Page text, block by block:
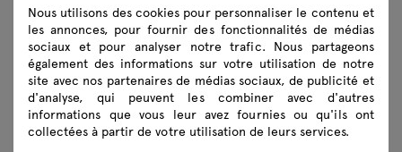
Écologie
Téléchargements
Nous utilisons des cookies pour personnaliser le contenu et
les annonces, pour fournir des fonctionnalités de médias
sociaux et pour analyser notre trafic. Nous partageons
également des informations sur votre utilisation de notre
site avec nos partenaires de médias sociaux, de publicité et
d'analyse, qui peuvent les combiner avec d'autres
informations que vous leur avez fournies ou qu'ils ont
collectées à partir de votre utilisation de leurs services.